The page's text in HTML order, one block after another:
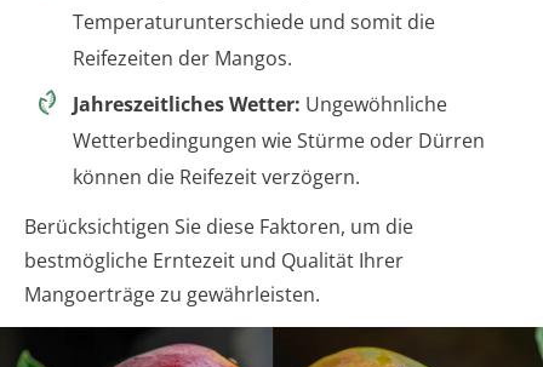
Temperaturunterschiede und somit die
Reifezeiten der Mangos.
Jahreszeitliches Wetter: Ungewöhnliche
Wetterbedingungen wie Stürme oder Dürren
können die Reifezeit verzögern.
Berücksichtigen Sie diese Faktoren, um die
bestmögliche Erntezeit und Qualität Ihrer
Mangoerträge zu gewährleisten.